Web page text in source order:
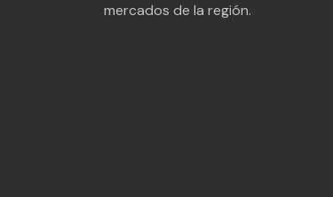
mercados de la región.